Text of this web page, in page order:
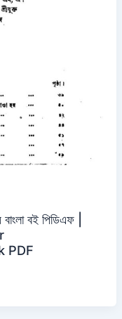
বই পিডিএফ |
PDF